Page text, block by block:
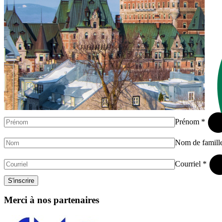
Prénom *
Nom de
Courriel *
S'inscrire
Merci à nos partenaires